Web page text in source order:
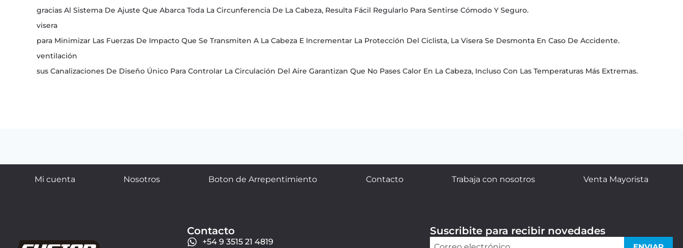
gracias Al Sistema De Ajuste Que Abarca Toda La Circunferencia De La Cabeza, Resulta Fácil Regularlo Para Sentirse Cómodo Y Seguro.
visera
para Minimizar Las Fuerzas De Impacto Que Se Transmiten A La Cabeza E Incrementar La Protección Del Ciclista, La Visera Se Desmonta En Caso De Accidente.
ventilación
sus Canalizaciones De Diseño Único Para Controlar La Circulación Del Aire Garantizan Que No Pases Calor En La Cabeza, Incluso Con Las Temperaturas Más Extremas.
Mi cuenta Nosotros Boton de Arrepentimiento Contacto Trabaja con nosotros Venta Mayorista
Contacto
+54 9 3515 21 4819
Suscribite para recibir novedades